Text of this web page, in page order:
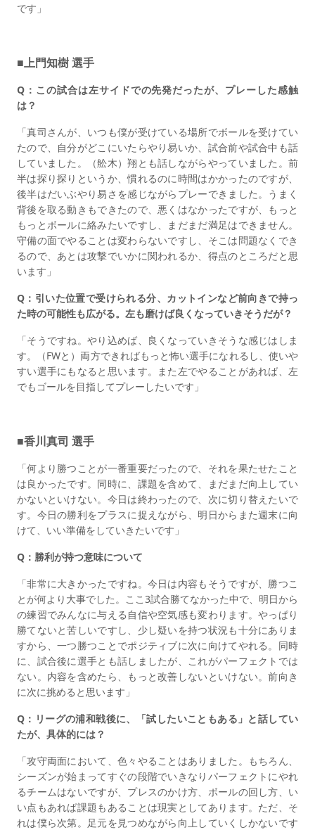
です」
■上門知樹 選手
Q：この試合は左サイドでの先発だったが、プレーした感触
は？
「真司さんが、いつも僕が受けている場所でボールを受けてい
たので、自分がどこにいたらやり易いか、試合前や試合中も話
していました。（舩木）翔とも話しながらやっていました。前
半は探り探りというか、慣れるのに時間はかかったのですが、
後半はだいぶやり易さを感じながらプレーできました。うまく
背後を取る動きもできたので、悪くはなかったですが、もっと
もっとボールに絡みたいですし、まだまだ満足はできません。
守備の面でやることは変わらないですし、そこは問題なくでき
るので、あとは攻撃でいかに関われるか、得点のところだと思
います」
Q：引いた位置で受けられる分、カットインなど前向きで持っ
た時の可能性も広がる。左も磨けば良くなっていきそうだが？
「そうですね。やり込めば、良くなっていきそうな感じはしま
す。（FWと）両方できればもっと怖い選手になれるし、使いや
すい選手にもなると思います。また左でやることがあれば、左
でもゴールを目指してプレーしたいです」
■香川真司 選手
「何より勝つことが一番重要だったので、それを果たせたこと
は良かったです。同時に、課題を含めて、まだまだ向上してい
かないといけない。今日は終わったので、次に切り替えたいで
す。今日の勝利をプラスに捉えながら、明日からまた週末に向
けて、いい準備をしていきたいです」
Q：勝利が持つ意味について
「非常に大きかったですね。今日は内容もそうですが、勝つこ
とが何より大事でした。ここ3試合勝てなかった中で、明日から
の練習でみんなに与える自信や空気感も変わります。やっぱり
勝てないと苦しいですし、少し疑いを持つ状況も十分にありま
すから、一つ勝つことでポジティブに次に向けてやれる。同時
に、試合後に選手とも話しましたが、これがパーフェクトでは
ない。内容を含めたら、もっと改善しないといけない。前向き
に次に挑めると思います」
Q：リーグの浦和戦後に、「試したいこともある」と話してい
たが、具体的には？
「攻守両面において、色々やることはありました。もちろん、
シーズンが始まってすぐの段階でいきなりパーフェクトにやれ
るチームはないですが、プレスのかけ方、ボールの回し方、い
い点もあれば課題もあることは現実としてあります。ただ、そ
れは僕ら次第。足元を見つめながら向上していくしかないです